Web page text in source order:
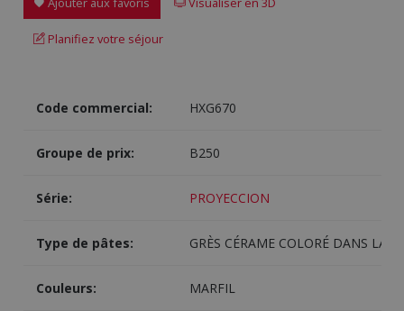
Planifiez votre séjour
Code commercial: HXG670
Groupe de prix: B250
Série: PROYECCION
Type de pâtes: GRÈS CÉRAME COLORÉ DANS LA
Couleurs: MARFIL